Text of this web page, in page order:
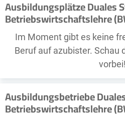
Ausbildungsplätze Duales
Betriebswirtschaftslehre
Im Moment gibt es keine
Beruf auf azubister. Schau
vorbei!
Ausbildungsbetriebe
Betriebswirtschaftslehre